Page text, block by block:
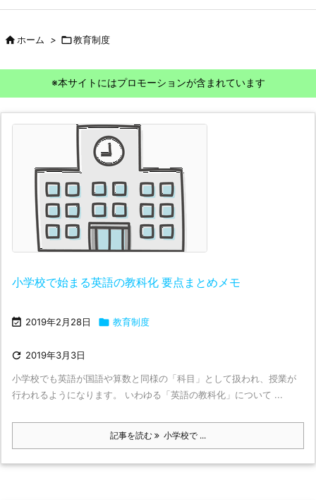
ホーム > 教育制度
※本サイトにはプロモーションが含まれています
小学校で始まる英語の教科化 要点まとめメモ
 2019年2月28日  教育制度
 2019年3月3日
小学校でも英語が国語や算数と同様の「科目」として扱われ、授業が
行われるようになります。 いわゆる「英語の教科化」について ...
記事を読む 小学校で ...